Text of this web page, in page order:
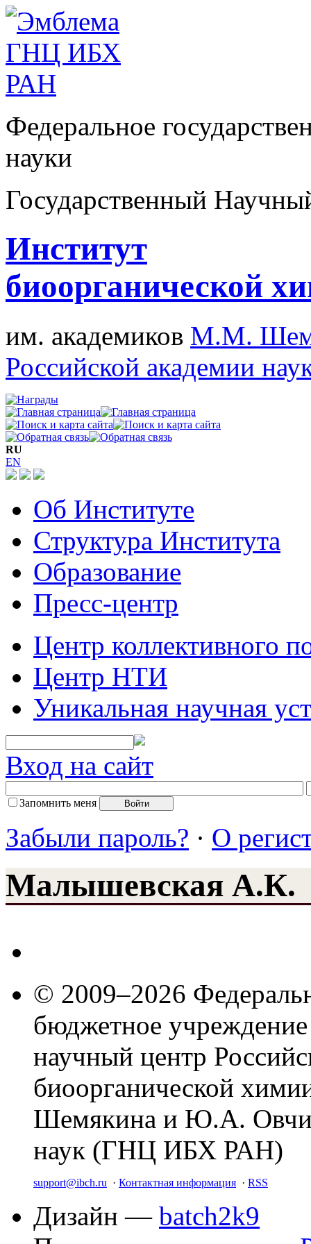
Федеральное
науки
Государственный
Институт
биоорганической
им. академиков М.М.
Российской академии
RU
EN
Об Институте
Структура Института
Образование
Пресс-центр
Центр коллективного
Центр НТИ
Уникальная научная
Вход на сайт
Запомнить меня
Забыли пароль? · О
Малышевская А.К.
© 2009–2026
бюджетное
научный центр
биоорганической
Шемякина и Ю.А.
наук (ГНЦ ИБХ РАН)
support@ibch.ru · Контактная информация · RSS
Дизайн — batch2k9